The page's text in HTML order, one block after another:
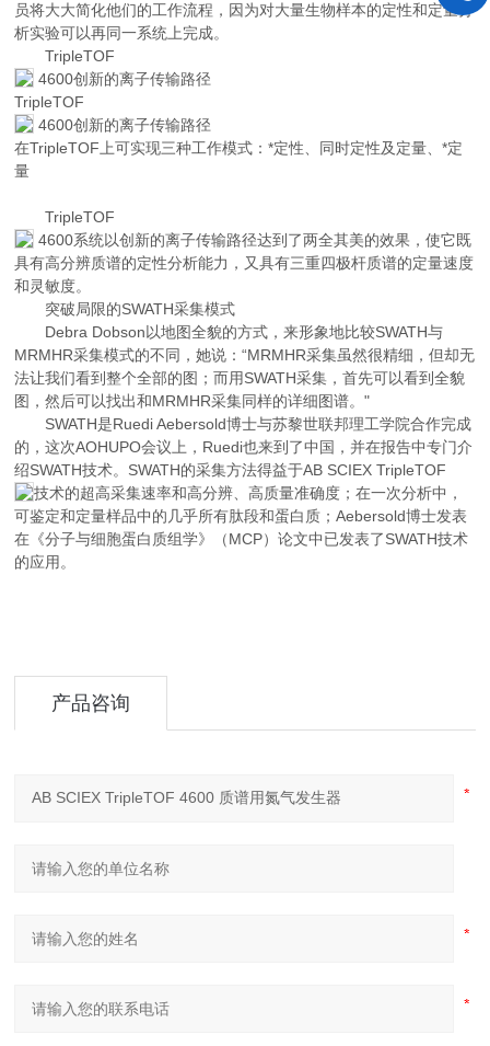
员将大大简化他们的工作流程，因为对大量生物样本的定性和定量分
析实验可以再同一系统上完成。
TripleTOF
4600创新的离子传输路径
TripleTOF
4600创新的离子传输路径
在TripleTOF上可实现三种工作模式：*定性、同时定性及定量、*定
量
TripleTOF
4600系统以创新的离子传输路径达到了两全其美的效果，使它既
具有高分辨质谱的定性分析能力，又具有三重四极杆质谱的定量速度
和灵敏度。
突破局限的SWATH采集模式
Debra Dobson以地图全貌的方式，来形象地比较SWATH与
MRMHR采集模式的不同，她说：“MRMHR采集虽然很精细，但却无
法让我们看到整个全部的图；而用SWATH采集，首先可以看到全貌
图，然后可以找出和MRMHR采集同样的详细图谱。"
SWATH是Ruedi Aebersold博士与苏黎世联邦理工学院合作完成
的，这次AOHUPO会议上，Ruedi也来到了中国，并在报告中专门介
绍SWATH技术。SWATH的采集方法得益于AB SCIEX TripleTOF
技术的超高采集速率和高分辨、高质量准确度；在一次分析中，
可鉴定和定量样品中的几乎所有肽段和蛋白质；Aebersold博士发表
在《分子与细胞蛋白质组学》（MCP）论文中已发表了SWATH技术
的应用。
产品咨询